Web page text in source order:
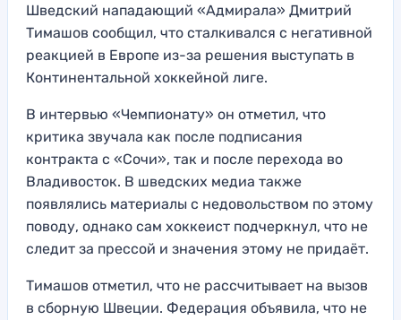
Шведский нападающий «Адмирала» Дмитрий
Тимашов сообщил, что сталкивался с негативной
реакцией в Европе из-за решения выступать в
Континентальной хоккейной лиге.
В интервью «Чемпионату» он отметил, что
критика звучала как после подписания
контракта с «Сочи», так и после перехода во
Владивосток. В шведских медиа также
появлялись материалы с недовольством по этому
поводу, однако сам хоккеист подчеркнул, что не
следит за прессой и значения этому не придаёт.
Тимашов отметил, что не рассчитывает на вызов
в сборную Швеции. Федерация объявила, что не